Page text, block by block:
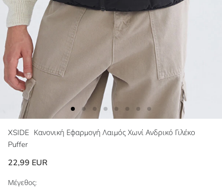
XSIDE Κανονική Εφαρμογή Λαιμός Χωνί Ανδρικό Γιλέκο
Puffer
22,99 EUR
Μέγεθος: